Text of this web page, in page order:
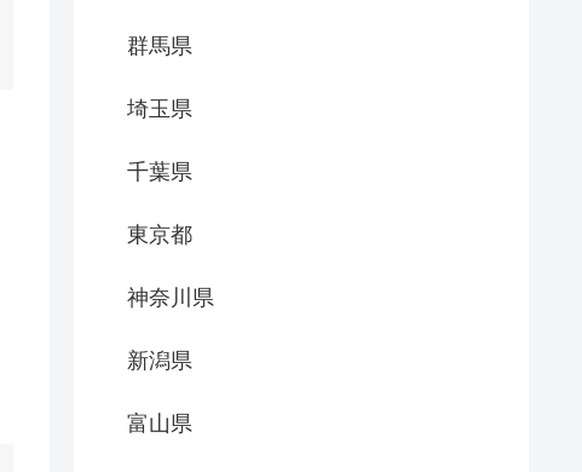
群馬県
埼玉県
千葉県
東京都
神奈川県
新潟県
富山県